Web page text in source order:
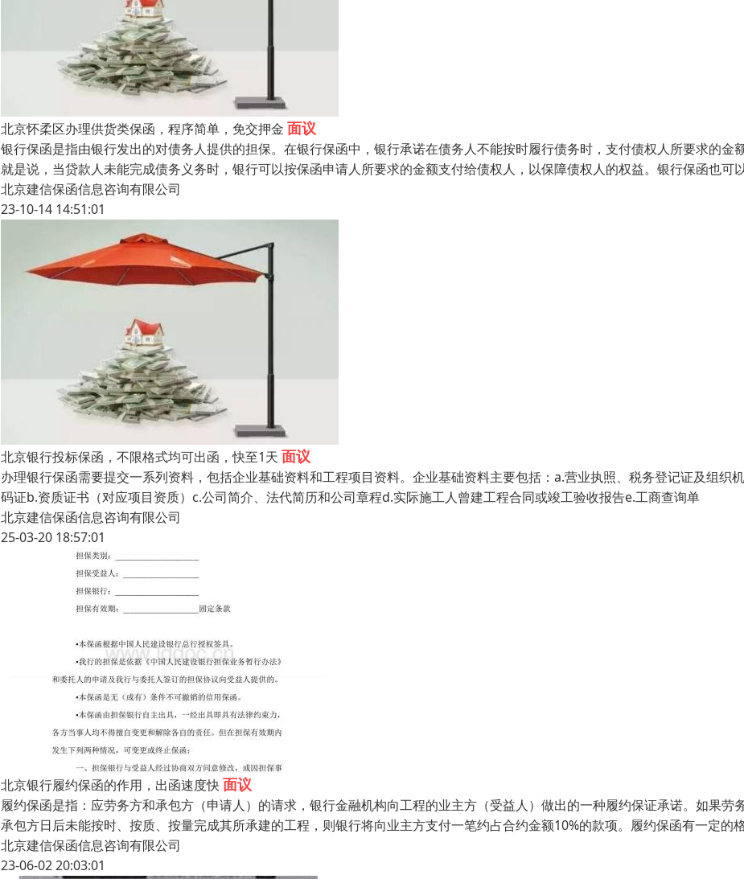
北京怀柔区办理供货类保函，程序简单，免交押金 面议
银行保函是指由银行发出的对债务人提供的担保。在银行保函中，银行承诺在债务人不能按时履行债务时，支付债权人所要求的金
就是说，当贷款人未能完成债务义务时，银行可以按保函申请人所要求的金额支付给债权人，以保障债权人的权益。银行保函也可
北京建信保函信息咨询有限公司
23-10-14 14:51:01
北京银行投标保函，不限格式均可出函，快至1天 面议
办理银行保函需要提交一系列资料，包括企业基础资料和工程项目资料。企业基础资料主要包括：a.营业执照、税务登记证及组织
码证b.资质证书（对应项目资质）c.公司简介、法代简历和公司章程d.实际施工人曾建工程合同或竣工验收报告e.工商查询单
北京建信保函信息咨询有限公司
25-03-20 18:57:01
北京银行履约保函的作用，出函速度快面议
履约保函是指：应劳务方和承包方（申请人）的请求，银行金融机构向工程的业主方（受益人）做出的一种履约保证承诺。如果劳
承包方日后未能按时、按质、按量完成其所承建的工程，则银行将向业主方支付一笔约占合约金额10%的款项。履约保函有一定的
北京建信保函信息咨询有限公司
23-06-02 20:03:01